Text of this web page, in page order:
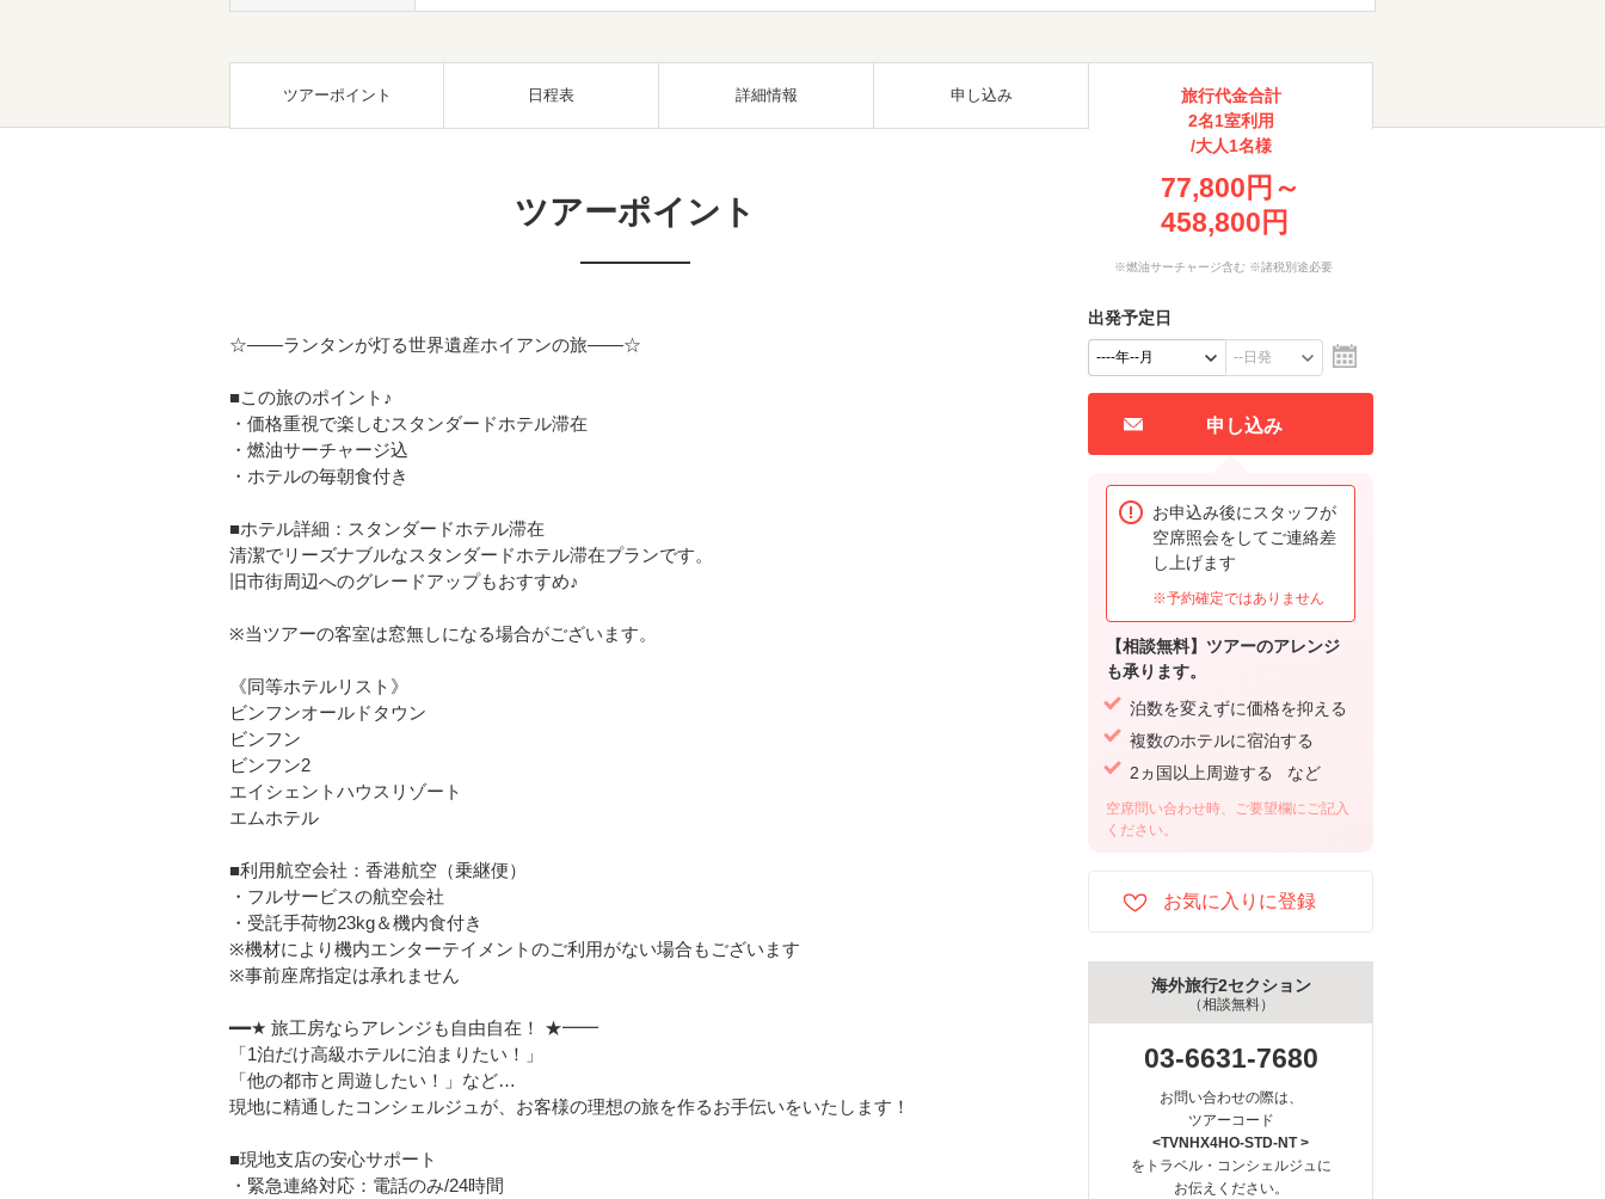
ツアーポイント 日程表 詳細情報 申し込み
ツアーポイント
☆――ランタンが灯る世界遺産ホイアンの旅――☆
■この旅のポイント♪
・価格重視で楽しむスタンダードホテル滞在
・燃油サーチャージ込
・ホテルの毎朝食付き
■ホテル詳細：スタンダードホテル滞在
清潔でリーズナブルなスタンダードホテル滞在プランです。
旧市街周辺へのグレードアップもおすすめ♪
※当ツアーの客室は窓無しになる場合がございます。
《同等ホテルリスト》
ビンフンオールドタウン
ビンフン
ビンフン2
エイシェントハウスリゾート
エムホテル
■利用航空会社：香港航空（乗継便）
・フルサービスの航空会社
・受託手荷物23kg＆機内食付き
※機材により機内エンターテイメントのご利用がない場合もございます
※事前座席指定は承れません
━━★ 旅工房ならアレンジも自由自在！ ★━━
「1泊だけ高級ホテルに泊まりたい！」
「他の都市と周遊したい！」など…
現地に精通したコンシェルジュが、お客様の理想の旅を作るお手伝いをいたします！
■現地支店の安心サポート
・緊急連絡対応：電話のみ/24時間
旅行代金合計
2名1室利用
/大人1名様
77,800円～
458,800円
※燃油サーチャージ含む ※諸税別途必要
出発予定日
申し込み
お申込み後にスタッフが
空席照会をしてご連絡差
し上げます
※予約確定ではありません
【相談無料】ツアーのアレンジ
も承ります。
泊数を変えずに価格を抑える
複数のホテルに宿泊する
2ヵ国以上周遊する など
空席問い合わせ時、ご要望欄にご記入
ください。
海外旅行2セクション
（相談無料）
03-6631-7680
お問い合わせの際は、
ツアーコード
<TVNHX4HO-STD-NT >
をトラベル・コンシェルジュに
お伝えください。